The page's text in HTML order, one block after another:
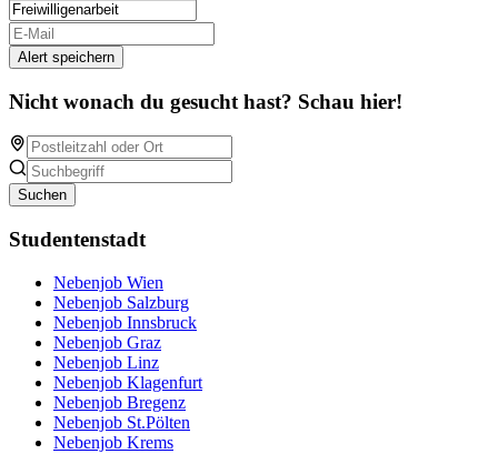
Alert speichern
Nicht wonach du gesucht hast? Schau hier!
Suchen
Studentenstadt
Nebenjob Wien
Nebenjob Salzburg
Nebenjob Innsbruck
Nebenjob Graz
Nebenjob Linz
Nebenjob Klagenfurt
Nebenjob Bregenz
Nebenjob St.Pölten
Nebenjob Krems